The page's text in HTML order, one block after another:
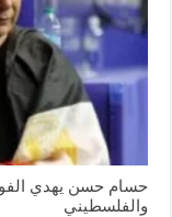
حسام حسن يهدي
والفلسطيني